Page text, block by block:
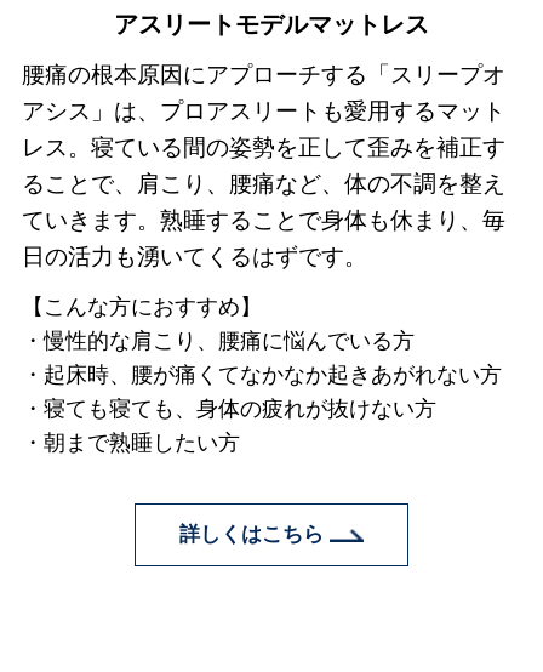
アスリートモデルマットレス
腰痛の根本原因にアプローチする「スリープオ
アシス」は、プロアスリートも愛用するマット
レス。寝ている間の姿勢を正して歪みを補正す
ることで、肩こり、腰痛など、体の不調を整え
ていきます。熟睡することで身体も休まり、毎
日の活力も湧いてくるはずです。
【こんな方におすすめ】
慢性的な肩こり、腰痛に悩んでいる方
起床時、腰が痛くてなかなか起きあがれない方
寝ても寝ても、身体の疲れが抜けない方
朝まで熟睡したい方
詳しくはこちら